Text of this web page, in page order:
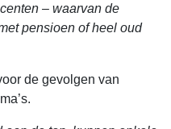
– waarvan de
pensioen of heel oud
de gevolgen van